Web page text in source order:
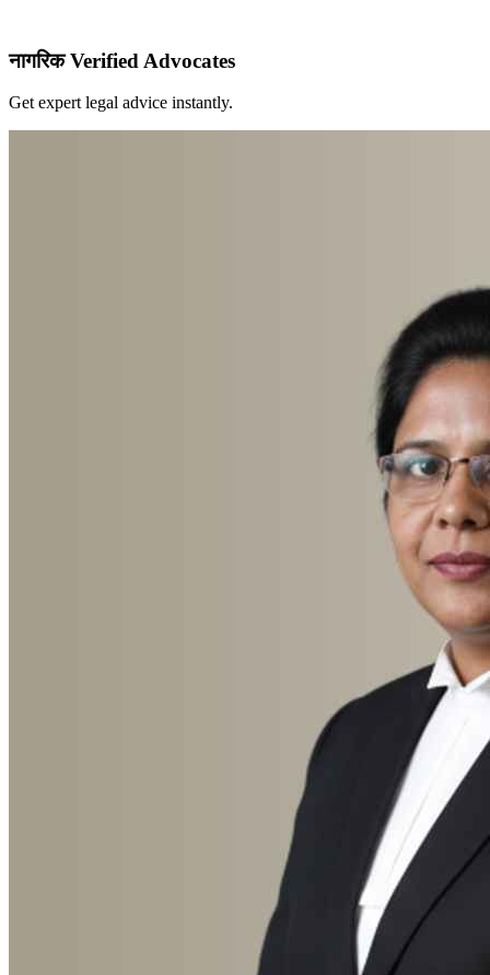
नागरिक Verified Advocates
Get expert legal advice instantly.